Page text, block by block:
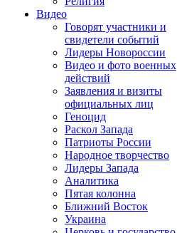
Видео
Говорят участники и
свидетели событий
Лидеры Новороссии
Видео и фото военных
действий
Заявления и визиты
официальных лиц
Геноцид
Раскол Запада
Патриоты России
Народное творчество
Лидеры Запада
Аналитика
Пятая колонна
Ближний Восток
Украина